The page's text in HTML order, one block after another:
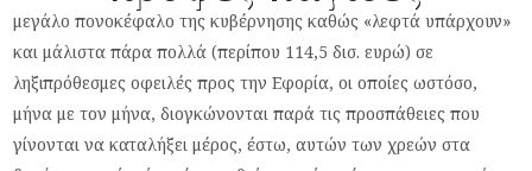
μεγάλο πονοκέφαλο της κυβέρνησης καθώς «λεφτά υπάρχουν»
και μάλιστα πάρα πολλά (περίπου 114,5 δισ. ευρώ) σε
ληξιπρόθεσμες οφειλές προς την Εφορία, οι οποίες ωστόσο,
μήνα με τον μήνα, διογκώνονται παρά τις προσπάθειες που
γίνονται να καταλήξει μέρος, έστω, αυτών των χρεών στα